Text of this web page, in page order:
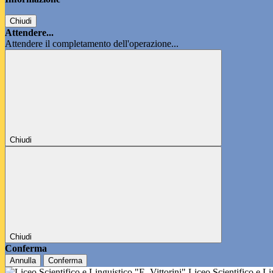
Chiudi
Attendere...
Attendere il completamento dell'operazione...
Chiudi
Chiudi
Conferma
Annulla Conferma